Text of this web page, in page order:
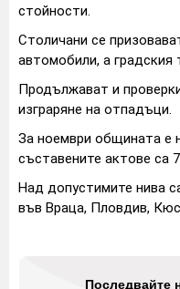
стойности.
Столичани се
автомобили, а градския
Продължават и
изграряне на отпадъци.
За ноември общината е
съставените актове са
Над допустимите нива
във Враца, Пловдив,
Последвайте